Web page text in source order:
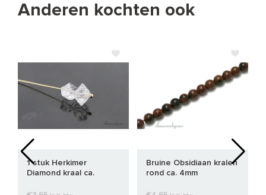
Anderen kochten ook
1 stuk Herkimer
Diamond kraal ca.
Bruine Obsidiaan kralen
rond ca. 4mm